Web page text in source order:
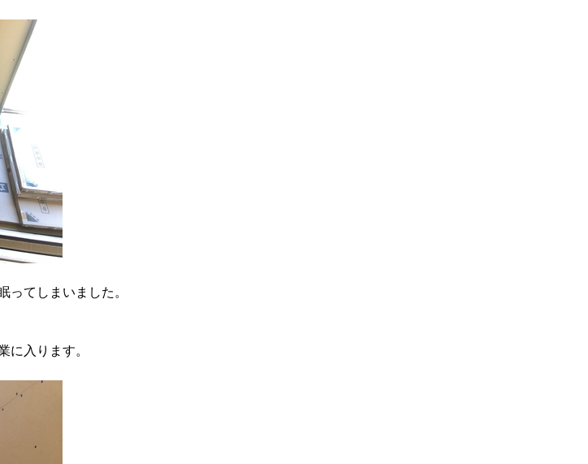
ってしまいました。
に入ります。